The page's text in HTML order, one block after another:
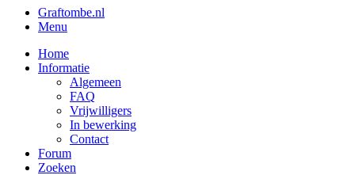
Graftombe.nl
Menu
Home
Informatie
Algemeen
FAQ
Vrijwilligers
In bewerking
Contact
Forum
Zoeken